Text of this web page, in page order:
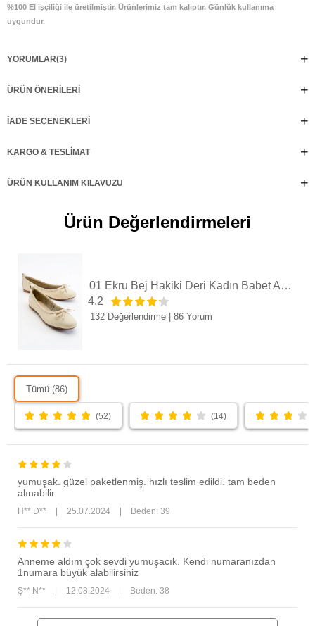
%100 El işçiliği ile üretilmiştir. Ürünlerimiz tam kalıptır. Günlük kullanıma
uygundur.
YORUMLAR(3)
ÜRÜN ÖNERILERI
İADE SEÇENEKLERI
KARGO & TESLIMAT
ÜRÜN KULLANIM KILAVUZU
Ürün Değerlendirmeleri
01 Ekru Bej Hakiki Deri Kadın Babet Ayakkabı
4.2
132 Değerlendirme | 86 Yorum
Tümü (86)
(52) (14)
yumuşak. güzel paketlenmiş. hızlı teslim edildi. tam beden
alınabilir.
H** D** 25.07.2024 Beden: 39
Anneme aldım çok sevdi yumuşacık. Kendi numaranızdan
1numara büyük alabilirsiniz
Ş** N** 12.08.2024 Beden: 38